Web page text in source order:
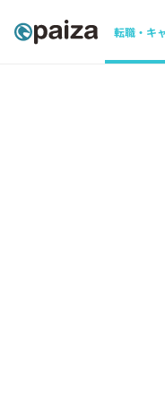
転職・キ
転職成